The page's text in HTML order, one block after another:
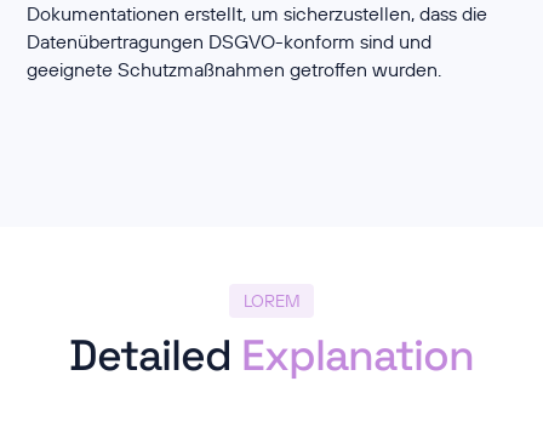
Dokumentationen erstellt, um sicherzustellen, dass die
Datenübertragungen DSGVO-konform sind und
geeignete Schutzmaßnahmen getroffen wurden.
LOREM
Detailed Explanation